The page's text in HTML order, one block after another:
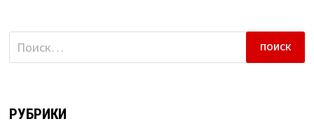
Найти:
РУБРИКИ